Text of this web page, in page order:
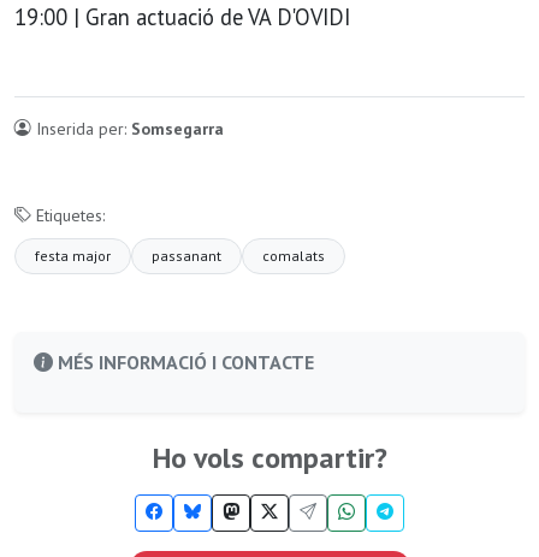
19:00 | Gran actuació de VA D'OVIDI
Inserida per: Somsegarra
Etiquetes:
festa major passanant comalats
MÉS INFORMACIÓ I CONTACTE
Ho vols compartir?